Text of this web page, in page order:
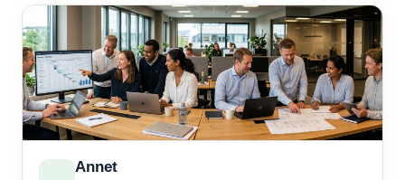
Annet